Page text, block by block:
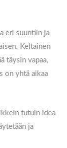
eri suuntiin ja
Keltainen
täysin vapaa,
on yhtä aikaa
tutuin idea
ja